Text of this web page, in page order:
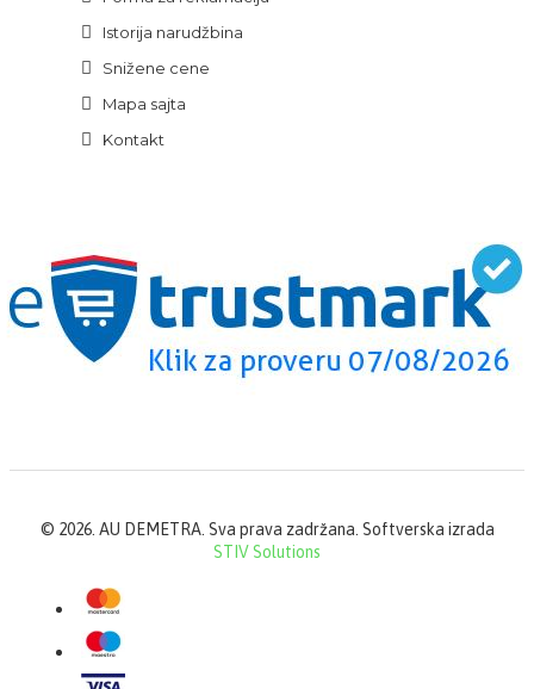
Istorija narudžbina
Snižene cene
Mapa sajta
Kontakt
© 2026. AU DEMETRA. Sva prava zadržana. Softverska izrada
STIV Solutions